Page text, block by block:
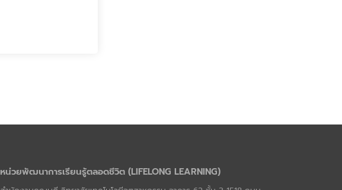
หน่วยพัฒนาการเรียนรู้ตลอดชีวิต (LIFELONG LEARNING)